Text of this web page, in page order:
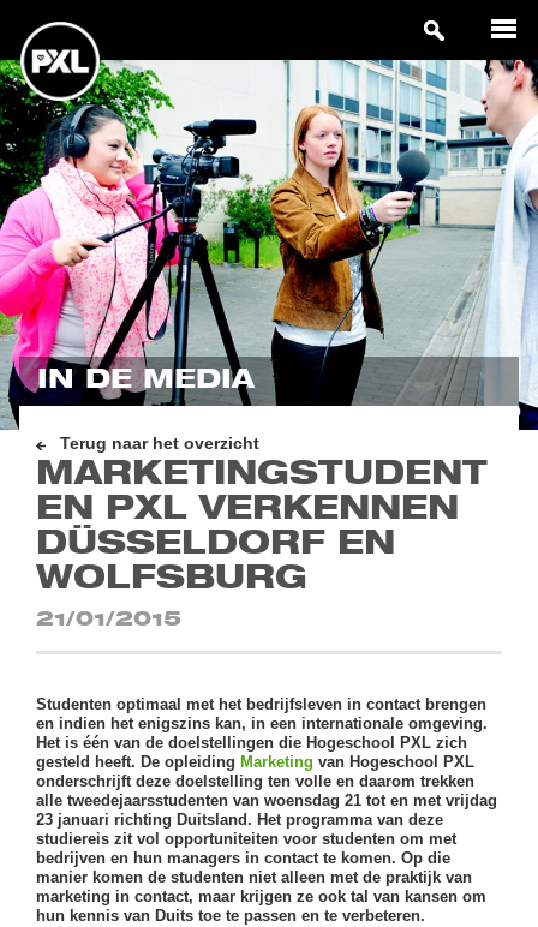
IN DE MEDIA
Terug naar het overzicht
MARKETINGSTUDENT
EN PXL VERKENNEN
DÜSSELDORF EN
WOLFSBURG
21/01/2015
Studenten optimaal met het bedrijfsleven in contact brengen
en indien het enigszins kan, in een internationale omgeving.
Het is één van de doelstellingen die Hogeschool PXL zich
gesteld heeft. De opleiding Marketing van Hogeschool PXL
onderschrijft deze doelstelling ten volle en daarom trekken
alle tweedejaarsstudenten van woensdag 21 tot en met vrijdag
23 januari richting Duitsland. Het programma van deze
studiereis zit vol opportuniteiten voor studenten om met
bedrijven en hun managers in contact te komen. Op die
manier komen de studenten niet alleen met de praktijk van
marketing in contact, maar krijgen ze ook tal van kansen om
hun kennis van Duits toe te passen en te verbeteren.